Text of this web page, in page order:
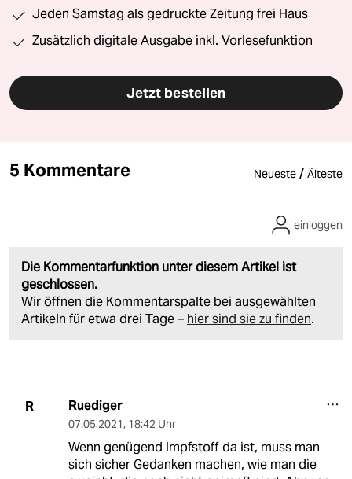
Jeden Samstag als gedruckte Zeitung frei Haus
Zusätzlich digitale Ausgabe inkl. Vorlesefunktion
Jetzt bestellen
5 Kommentare Neueste / Älteste
Die Kommentarfunktion unter diesem Artikel ist
geschlossen.
Wir öffnen die Kommentarspalte bei ausgewählten
Artikeln für etwa drei Tage – hier sind sie zu finden.
einloggen
R Ruediger
07.05.2021, 18:42 Uhr
Wenn genügend Impfstoff da ist, muss man
sich sicher Gedanken machen, wie man die